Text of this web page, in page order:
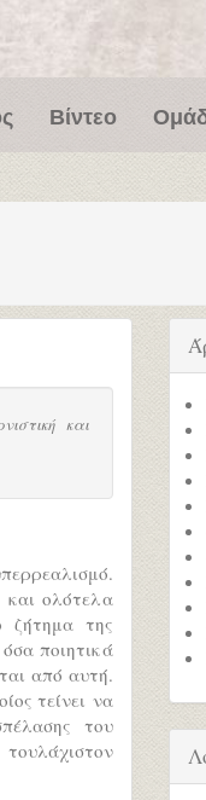
Βίντεο
και
και ολότελα
ζήτημα της
ποιητικά
από αυτή.
τείνει να
του